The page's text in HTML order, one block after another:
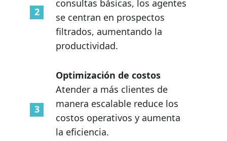
consultas básicas, los agentes
se centran en prospectos
filtrados, aumentando la
productividad.
Optimización de costos
Atender a más clientes de
manera escalable reduce los
costos operativos y aumenta
la eficiencia.